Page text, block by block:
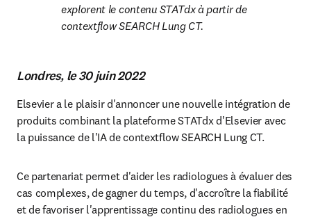
explorent le contenu STATdx à partir de
contextflow SEARCH Lung CT.
Londres, le 30 juin 2022
Elsevier a le plaisir d'annoncer une nouvelle intégration de
produits combinant la plateforme STATdx d'Elsevier avec
la puissance de l'IA de contextflow SEARCH Lung CT.
Ce partenariat permet d'aider les radiologues à évaluer des
cas complexes, de gagner du temps, d'accroître la fiabilité
et de favoriser l'apprentissage continu des radiologues en